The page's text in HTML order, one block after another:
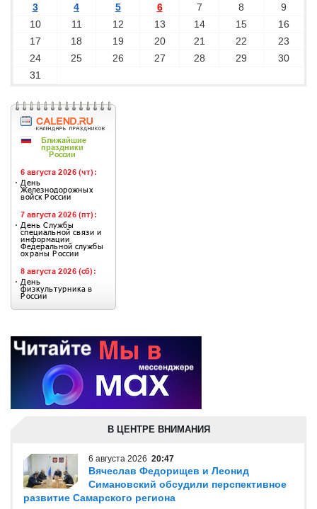
3 4 5 6 7 8
9
10
11 12 13 14 15
16
17
18 19 20 21 22
23
24
25 26 27 28 29
30
31
В ЦЕНТРЕ ВНИМАНИЯ
6 августа 2026 20:47
Вячеслав Федорищев и Леонид
Симановский обсудили перспективное
развитие Самарского региона